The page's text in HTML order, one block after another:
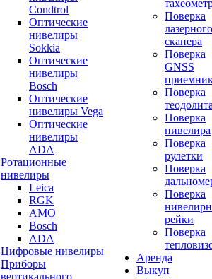
Condtrol
Оптические
нивелиры
Sokkia
Оптические
нивелиры
Bosch
Оптические
нивелиры Vega
Оптические
нивелиры
ADA
Ротационные
нивелиры
Leica
RGK
AMO
Bosch
ADA
Цифровые нивелиры
Приборы
вертикального
Поверка
лазерного
сканера
Поверка
GNSS
Поверка
Поверка
нивелира
Поверка
рулетки
Поверка
Поверка
рейки
Поверка
Аренда
Выкуп